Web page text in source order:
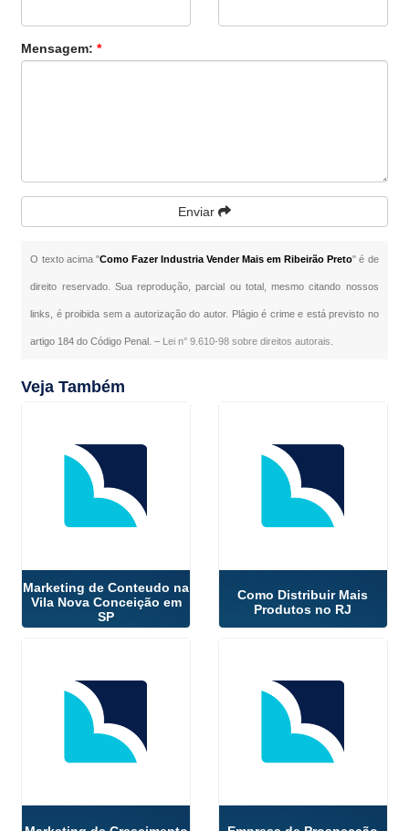
Mensagem:*
Enviar
O texto acima "Como Fazer Industria Vender Mais em Ribeirão Preto" é de
direito reservado. Sua reprodução, parcial ou total, mesmo citando nossos
links, é proibida sem a autorização do autor. Plágio é crime e está previsto no
artigo 184 do Código Penal. – Lei n° 9.610-98 sobre direitos autorais
Veja Também
Marketing de Conteudo na
Vila Nova Conceição em
SP
Como Distribuir Mais
Produtos no RJ